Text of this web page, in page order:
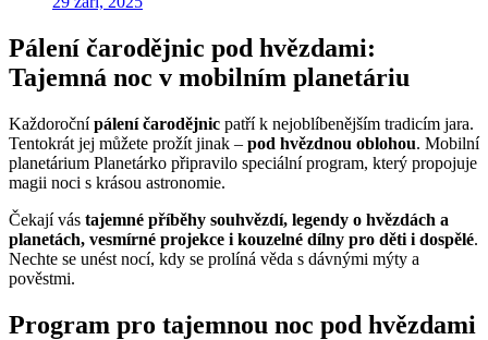
Pálení čarodějnic pod hvězdami:
Tajemná noc v mobilním planetáriu
Každoročnípálení čarodějnic patří k nejoblíbenějším tradicím jara.
Tentokrát jej můžete prožít jinak – pod hvězdnou oblohou. Mobilní
planetárium Planetárko připravilo speciální program, který propojuje
magii noci s krásou astronomie.
Čekají vás tajemné příběhy souhvězdí, legendy o hvězdách a
planetách, vesmírné projekce i kouzelné dílny pro děti i dospělé.
Nechte se unést nocí, kdy se prolíná věda s dávnými mýty a
pověstmi.
Program pro tajemnou noc pod hvězdami